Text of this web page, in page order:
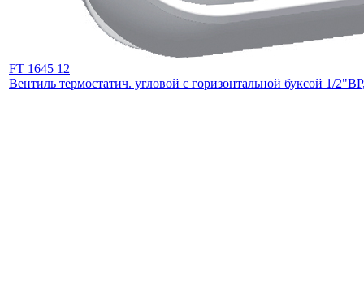
FT 1645 12
Вентиль термостатич. угловой с горизонтальной буксой 1/